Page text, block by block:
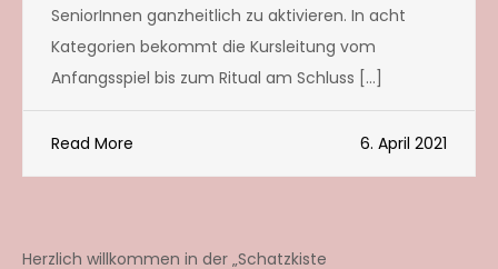
SeniorInnen ganzheitlich zu aktivieren. In acht
Kategorien bekommt die Kursleitung vom
Anfangsspiel bis zum Ritual am Schluss […]
Read More 6. April 2021
Herzlich willkommen in der „Schatzkiste